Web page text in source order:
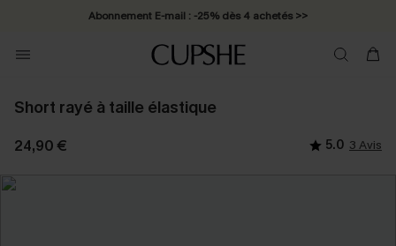
Abonnement E-mail : -25% dès 4 achetés >>
Short rayé à taille élastique
24,90 € 5.0 3 Avis